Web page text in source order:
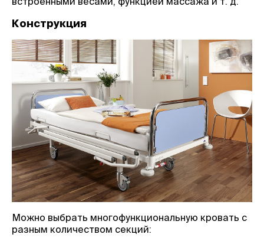
Конструкция
Можно выбрать многофункциональную кровать с
разным количеством секций: